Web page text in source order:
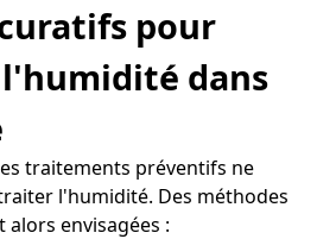
pour
dans
traitements préventifs ne
l'humidité. Des méthodes
alors envisagées :